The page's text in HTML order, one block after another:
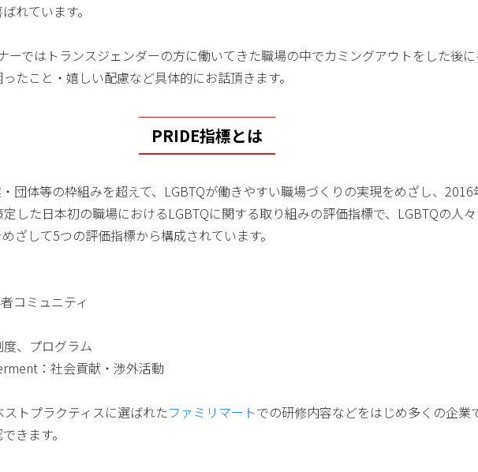
れています。
ーではトランスジェンダーの方に働いてきた職場の中でカミングアウトをした後
たこと・嬉しい配慮など具体的にお話頂きます。
PRIDE指標とは
・団体等の枠組みを超えて、LGBTQが働きやすい職場づくりの実現をめざし、
定した日本初の職場におけるLGBTQに関する取り組みの評価指標で、LGBTQの人
ざして5つの評価指標から構成されています。
コミュニティ
、プログラム
：社会貢献・渉外活動
トプラクティスに選ばれたファミリマートでの研修内容などをはじめ多くの企業
きます。